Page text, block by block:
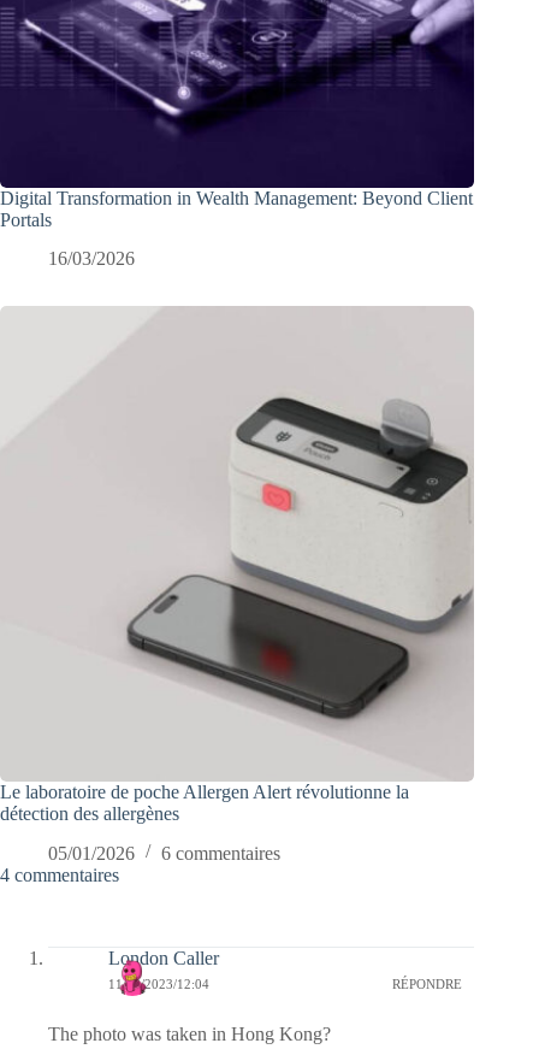
Digital Transformation in Wealth Management: Beyond Client
Portals
16/03/2026
Le laboratoire de poche Allergen Alert révolutionne la
détection des allergènes
05/01/2026
6 commentaires
4 commentaires
London Caller
11/08/2023/12:04 RÉPONDRE
The photo was taken in Hong Kong?